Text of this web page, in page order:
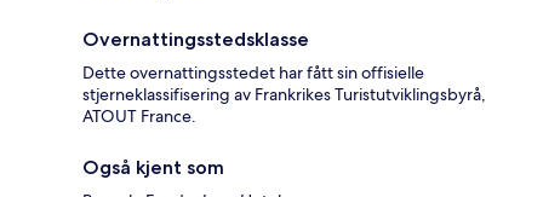
Overnattingsstedsklasse
Dette overnattingsstedet har fått sin offisielle
stjerneklassifisering av Frankrikes Turistutviklingsbyrå,
ATOUT France.
Også kjent som